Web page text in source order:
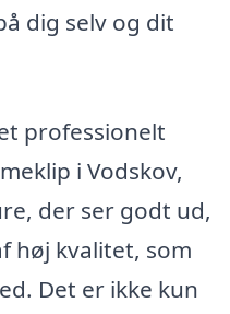
dig selv og dit
professionelt
i Vodskov,
der ser godt ud,
høj kvalitet, som
Det er ikke kun